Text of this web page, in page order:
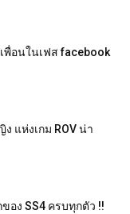
พื่อนในเฟส facebook
แห่งเกม ROV น่า
อง SS4 ครบทุกตัว !!